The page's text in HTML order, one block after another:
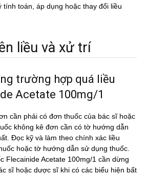
toán, áp dụng hoặc thay đổi liều
liều và xử trí
trường hợp quá liều
Acetate 100mg/1
cần phải có đơn thuốc của bác sĩ hoặc
không kê đơn cần có tờ hướng dẫn
Đọc kỹ và làm theo chính xác liều
hoặc tờ hướng dẫn sử dụng thuốc.
Flecainide Acetate 100mg/1 cần dừng
sĩ hoặc dược sĩ khi có các biểu hiện bất